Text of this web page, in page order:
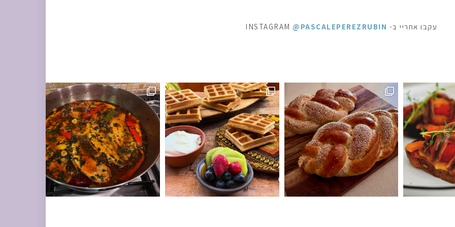
עקבו אחריי ב- INSTAGRAM @PASCALEPEREZRUBIN
#חלהלשבת #
מתוקה - ופל בלגי, בלינצ׳ס ובראוניז שוקולד: ק⁨ לפעמים כל מילה מיותרת . סיר דגים עשיר בעשבי תיבו